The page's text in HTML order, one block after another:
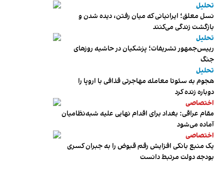
تحلیل
نسل معلق؛ ایرانیانی که میان رفتن، دیده شدن و
بازگشت زندگی می‌کنند
تحلیل
رییس‌جمهور تشریفات؛ پزشکیان در حاشیه روزهای
جنگ
تحلیل
هجوم به سئوتا معامله مهاجرتی قذافی با اروپا را
دوباره زنده کرد
اختصاصی
مقام عراقی: بغداد برای اقدام نهایی علیه شبه‌نظامیان
آماده می‌شود
اختصاصی
یک منبع بانکی افزایش رقم قبوض را به جبران کسری
بودجه دولت مرتبط دانست